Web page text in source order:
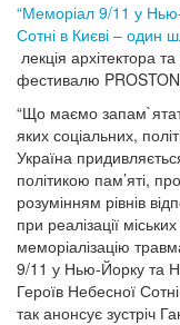
“Меморіал 9/11 у
Сотні в Києві – один
лекція архітектора
фестивалю
“Що маємо
яких соціальних,
Україна
політикою пам’яті,
розумінням рівнів
при реалізації
меморіалізацію
9/11 у Нью-Йорку та
Героїв Небесної
так анонсує зустріч